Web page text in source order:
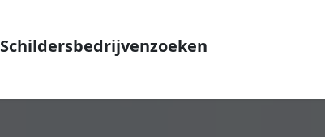
Schildersbedrijvenzoeken